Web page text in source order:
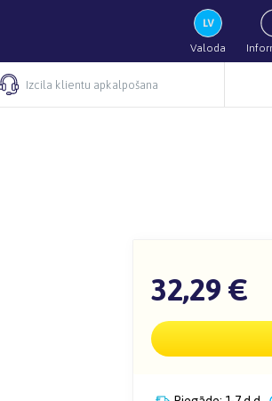
Valoda
Izcila klientu apkalpošana
32,29 €